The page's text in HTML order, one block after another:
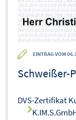
EINTRAG VOM
Schweißer-
DVS-Zertifikat